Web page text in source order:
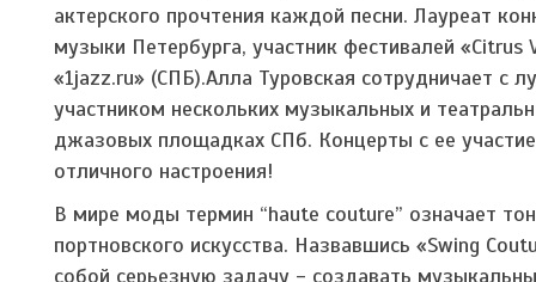
актерского прочтения каждой песни. Лауреат
музыки Петербурга, участник фестивалей «Citrus
«1jazz.ru» (СПБ).Алла Туровская сотрудничает
участником нескольких музыкальных и
джазовых площадках СПб. Концерты с ее
отличного настроения!
В мире моды термин “haute couture” означает
портновского искусства. Назвавшись «Swing
собой серьезную задачу - создавать